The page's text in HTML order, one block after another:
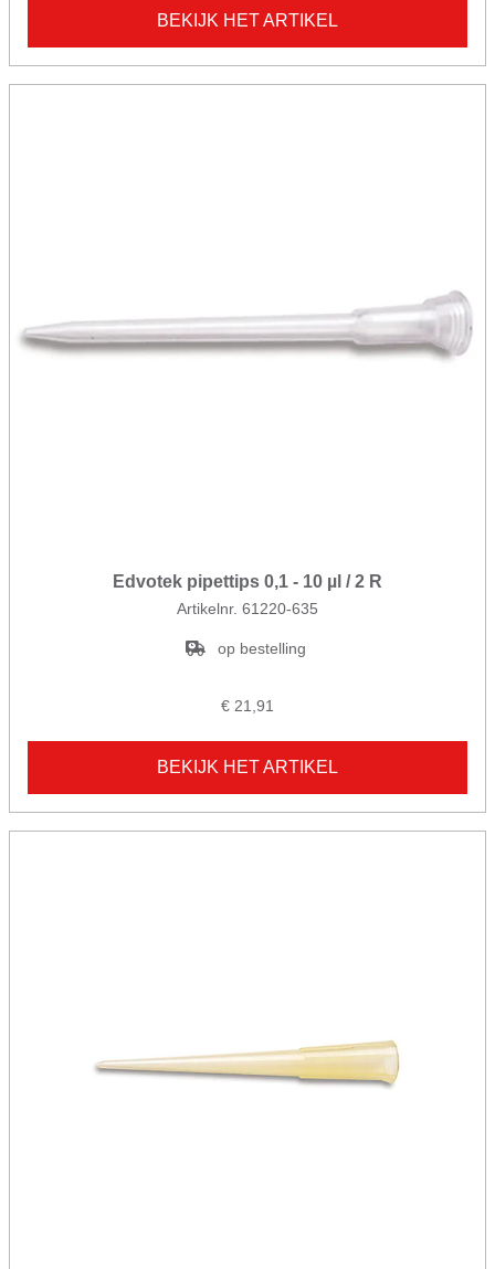
BEKIJK HET ARTIKEL
Edvotek pipettips 0,1 - 10 µl / 2 R
Artikelnr. 61220-635
op bestelling
€ 21,91
BEKIJK HET ARTIKEL